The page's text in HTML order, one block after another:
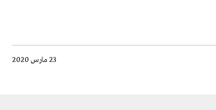
23 مارس 2020